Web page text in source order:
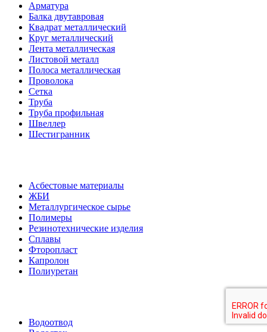
Арматура
Балка двутавровая
Квадрат металлический
Круг металлический
Лента металлическая
Листовой металл
Полоса металлическая
Проволока
Сетка
Труба
Труба профильная
Швеллер
Шестигранник
Асбестовые материалы
ЖБИ
Металлургическое сырье
Полимеры
Резинотехнические изделия
Сплавы
Фторопласт
Капролон
Полиуретан
Водоотвод